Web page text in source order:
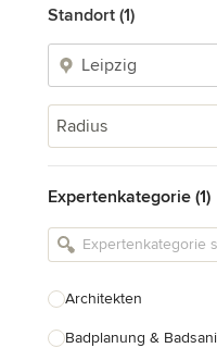
Standort (1)
Radius
Expertenkategorie (1)
Architekten
Badplanung &